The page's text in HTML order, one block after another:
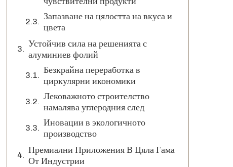
Запазване на цялостта на вкуса и
цвета
Устойчив сила на решенията с
алуминиев фолий
Безкрайна переработка в
циркулярни икономики
Лековажното строителство
намалява углеродния след
Иновации в экологичното
производство
Премиални Приложения В Цяла Гама
От Индустрии